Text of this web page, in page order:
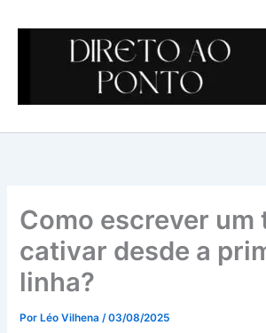
para
Como escrever um
cativar desde a
linha?
Por Léo Vilhena/03/08/2025